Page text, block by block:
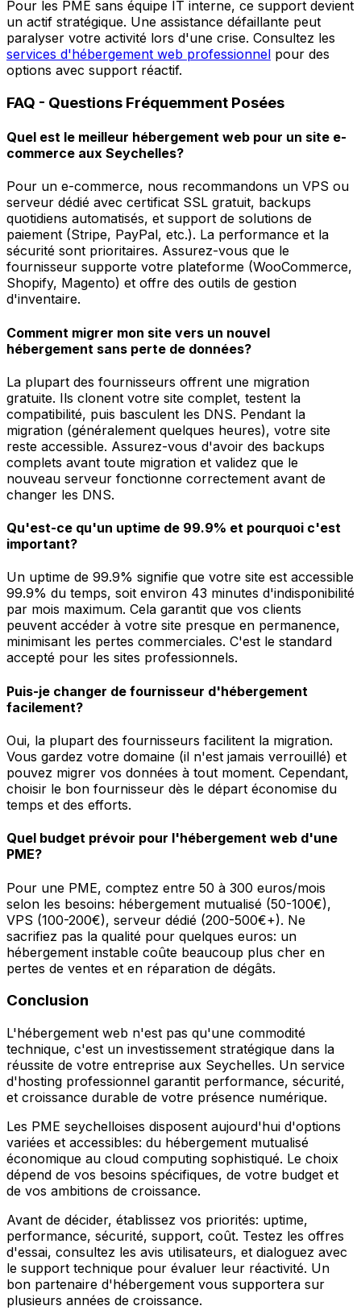
Pour les PME sans équipe IT interne, ce support devient
un actif stratégique. Une assistance défaillante peut
paralyser votre activité lors d'une crise. Consultez les
services d'hébergement web professionnel pour des
options avec support réactif.
FAQ - Questions Fréquemment Posées
Quel est le meilleur hébergement web pour un site e-
commerce aux Seychelles?
Pour un e-commerce, nous recommandons un VPS ou
serveur dédié avec certificat SSL gratuit, backups
quotidiens automatisés, et support de solutions de
paiement (Stripe, PayPal, etc.). La performance et la
sécurité sont prioritaires. Assurez-vous que le
fournisseur supporte votre plateforme (WooCommerce,
Shopify, Magento) et offre des outils de gestion
d'inventaire.
Comment migrer mon site vers un nouvel
hébergement sans perte de données?
La plupart des fournisseurs offrent une migration
gratuite. Ils clonent votre site complet, testent la
compatibilité, puis basculent les DNS. Pendant la
migration (généralement quelques heures), votre site
reste accessible. Assurez-vous d'avoir des backups
complets avant toute migration et validez que le
nouveau serveur fonctionne correctement avant de
changer les DNS.
Qu'est-ce qu'un uptime de 99.9% et pourquoi c'est
important?
Un uptime de 99.9% signifie que votre site est accessible
99.9% du temps, soit environ 43 minutes d'indisponibilité
par mois maximum. Cela garantit que vos clients
peuvent accéder à votre site presque en permanence,
minimisant les pertes commerciales. C'est le standard
accepté pour les sites professionnels.
Puis-je changer de fournisseur d'hébergement
facilement?
Oui, la plupart des fournisseurs facilitent la migration.
Vous gardez votre domaine (il n'est jamais verrouillé) et
pouvez migrer vos données à tout moment. Cependant,
choisir le bon fournisseur dès le départ économise du
temps et des efforts.
Quel budget prévoir pour l'hébergement web d'une
PME?
Pour une PME, comptez entre 50 à 300 euros/mois
selon les besoins: hébergement mutualisé (50-100€),
VPS (100-200€), serveur dédié (200-500€+). Ne
sacrifiez pas la qualité pour quelques euros: un
hébergement instable coûte beaucoup plus cher en
pertes de ventes et en réparation de dégâts.
Conclusion
L'hébergement web n'est pas qu'une commodité
technique, c'est un investissement stratégique dans la
réussite de votre entreprise aux Seychelles. Un service
d'hosting professionnel garantit performance, sécurité,
et croissance durable de votre présence numérique.
Les PME seychelloises disposent aujourd'hui d'options
variées et accessibles: du hébergement mutualisé
économique au cloud computing sophistiqué. Le choix
dépend de vos besoins spécifiques, de votre budget et
de vos ambitions de croissance.
Avant de décider, établissez vos priorités: uptime,
performance, sécurité, support, coût. Testez les offres
d'essai, consultez les avis utilisateurs, et dialoguez avec
le support technique pour évaluer leur réactivité. Un
bon partenaire d'hébergement vous supportera sur
plusieurs années de croissance.